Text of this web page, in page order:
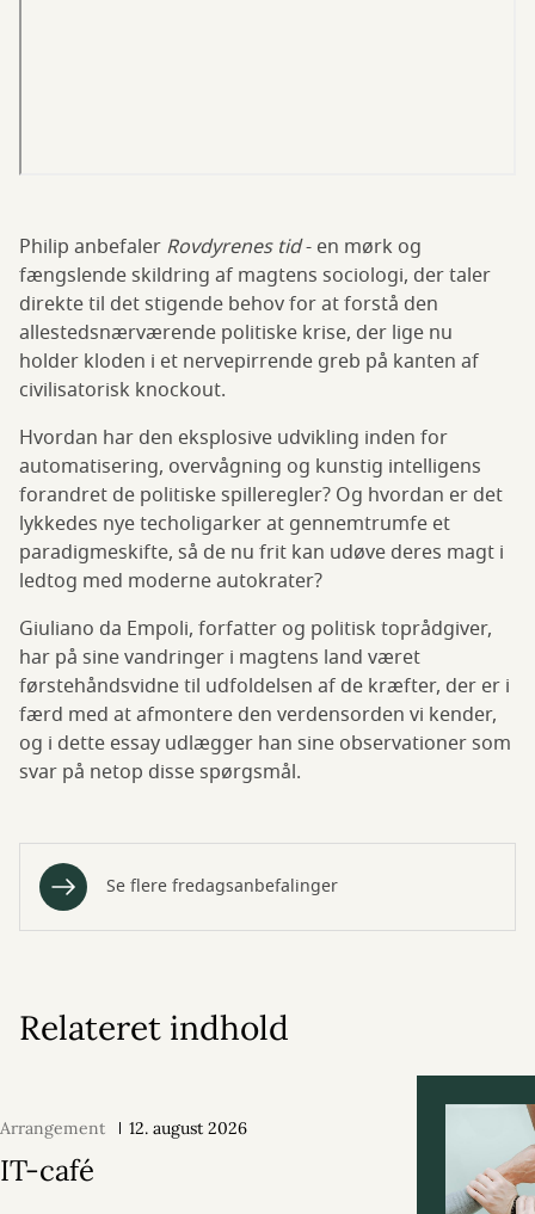
Philip anbefaler Rovdyrenes tid- en mørk og
fængslende skildring af magtens sociologi, der taler
direkte til det stigende behov for at forstå den
allestedsnærværende politiske krise, der lige nu
holder kloden i et nervepirrende greb på kanten af
civilisatorisk knockout.
Hvordan har den eksplosive udvikling inden for
automatisering, overvågning og kunstig intelligens
forandret de politiske spilleregler? Og hvordan er det
lykkedes nye techoligarker at gennemtrumfe et
paradigmeskifte, så de nu frit kan udøve deres magt i
ledtog med moderne autokrater?
Giuliano da Empoli, forfatter og politisk toprådgiver,
har på sine vandringer i magtens land været
førstehåndsvidne til udfoldelsen af de kræfter, der er i
færd med at afmontere den verdensorden vi kender,
og i dette essay udlægger han sine observationer som
svar på netop disse spørgsmål.
Se flere fredagsanbefalinger
Relateret indhold
Arrangement 12. august 2026
IT-café